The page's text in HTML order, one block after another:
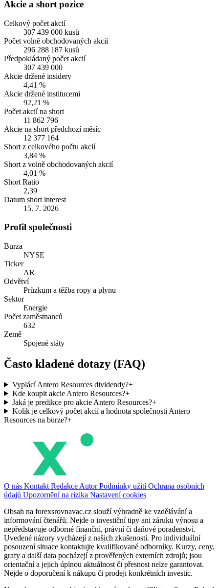
Akcie a short pozice
Celkový počet akcií
307 439 000 kusů
Počet volně obchodovaných akcií
296 288 187 kusů
Předpokládaný počet akcií
307 439 000
Akcie držené insidery
4,41 %
Akcie držené institucemi
92,21 %
Počet akcií na short
11 862 796
Akcie na short předchozí měsíc
12 377 164
Short z celkového počtu akcií
3,84 %
Short z volně obchodovaných akcií
4,01 %
Short Ratio
2,39
Datum short interest
15. 7. 2026
Profil společnosti
Burza
NYSE
Ticker
AR
Odvětví
Průzkum a těžba ropy a plynu
Sektor
Energie
Počet zaměstnanců
632
Země
Spojené státy
Často kladené dotazy (FAQ)
Vyplácí Antero Resources dividendy?+
Kde koupit akcie Antero Resources?+
Jaká je predikce pro akcie Antero Resources?+
Kolik je celkový počet akcií a hodnota společnosti Antero
Resources na burze?+
O nás Kontakt Redakce AutorPodmínky užitíOchrana osobních
údajů Upozornění na rizika Nastavení cookies
Obsah na forexsrovnavac.cz slouží výhradně ke vzdělávání a
informování čtenářů. Nejde o investiční tipy ani záruku výnosu a
nepředstavuje odborné finanční, právní či daňové poradenství.
Uvedené názory vycházejí z našich zkušeností. Pro individuální
posouzení situace kontaktujte kvalifikované odborníky. Kurzy, ceny,
grafy a další data pocházejí z prověřených externích zdrojů; jsou
orientační a jejich úplnou aktuálnost či přesnost nelze garantovat.
Nejde o doporučení k nákupu či prodeji konkrétních investic.